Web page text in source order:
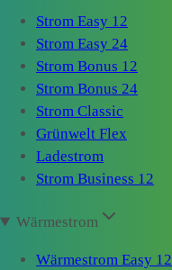
Strom Easy 12
Strom Easy 24
Strom Bonus 12
Strom Bonus 24
Strom Classic
Grünwelt Flex
Ladestrom
Strom Business 12
Wärmestrom
Wärmestrom Easy 12